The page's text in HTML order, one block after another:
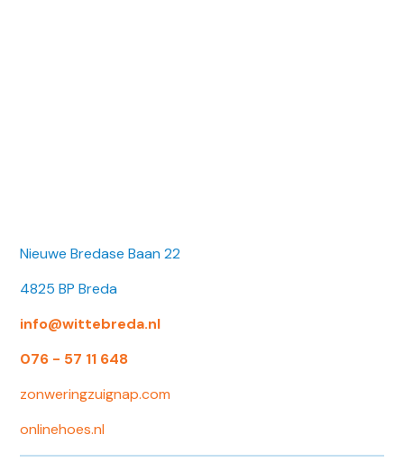
Nieuwe Bredase Baan 22
4825 BP Breda
info@wittebreda.nl
076 - 57 11 648
zonweringzuignap.com
onlinehoes.nl